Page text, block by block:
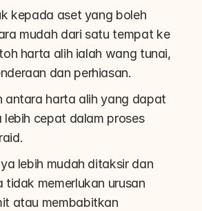
kepada aset yang boleh
mudah dari satu tempat ke
harta alih ialah wang tunai,
dan perhiasan.
antara harta alih yang dapat
lebih cepat dalam proses
lebih mudah ditaksir dan
tidak memerlukan urusan
atau membabitkan